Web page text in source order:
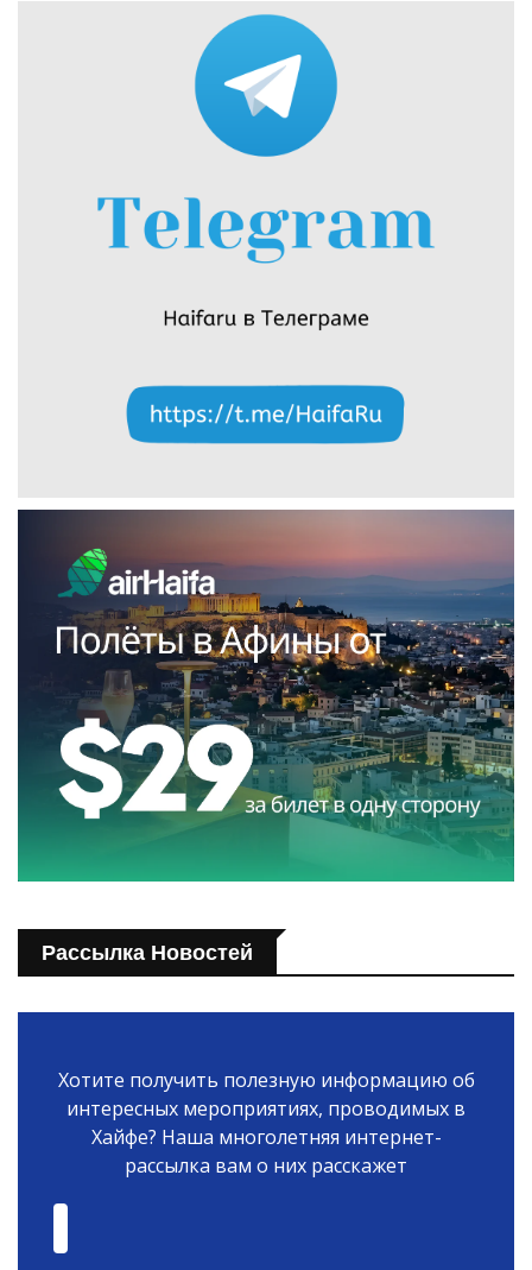
Рассылка Новостей
Хотите получить полезную информацию об
интересных мероприятиях, проводимых в
Хайфе? Наша многолетняя интернет-
рассылка вам о них расскажет